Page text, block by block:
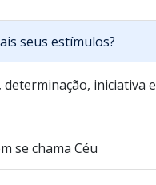
seus estímulos?
determinação, iniciativa e
se chama Céu